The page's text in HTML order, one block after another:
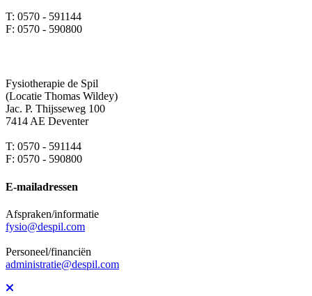
T: 0570 - 591144
F: 0570 - 590800
Fysiotherapie de Spil
(Locatie Thomas Wildey)
Jac. P. Thijsseweg 100
7414 AE Deventer
T: 0570 - 591144
F: 0570 - 590800
E-mailadressen
Afspraken/informatie
fysio@despil.com
Personeel/financiën
administratie@despil.com